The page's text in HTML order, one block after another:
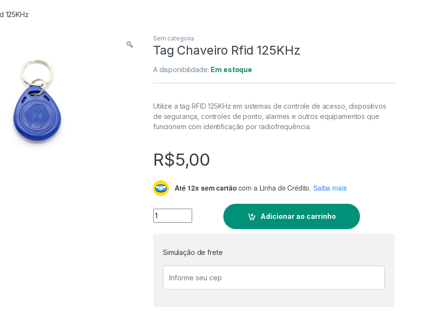
125KHz
Sem categoria
Tag Chaveiro Rfid 125KHz
A disponibilidade: Em estoque
Utilize a tag RFID 125KHz em sistemas de controle de acesso, dispositivos
de segurança, controles de ponto, alarmes e outros equipamentos que
funcionem com identificação por radiofrequência.
R$5,00
Até 12x sem cartão com a Linha de Crédito. Saiba mais
Tag Chaveiro Rfid 125KHz quantidade
Adicionar ao carrinho
Simulação de frete